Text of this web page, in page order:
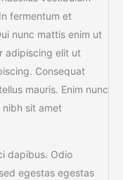
fermentum et
nunc mattis enim ut
adipiscing elit ut
Consequat
mauris. Enim nunc
sit amet
dapibus. Odio
egestas egestas